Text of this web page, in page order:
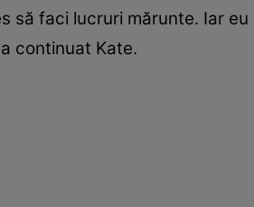
să faci lucruri mărunte. Iar
continuat Kate.